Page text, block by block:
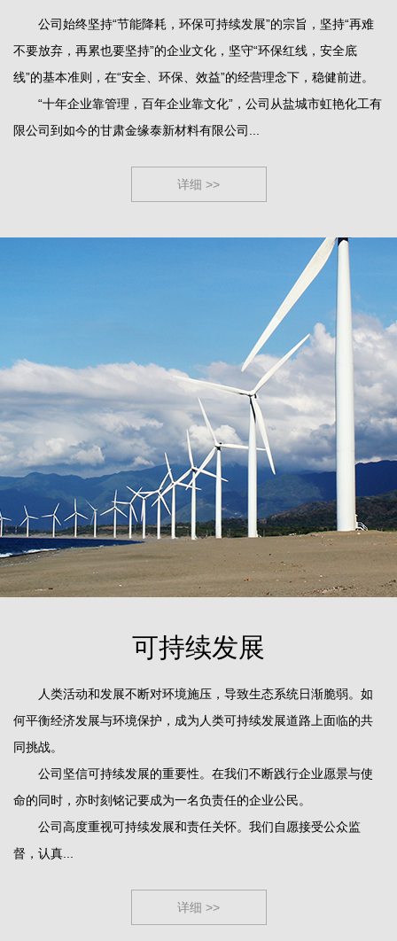
公司始终坚持“节能降耗，环保可持续发展”的宗旨，坚持“再难
不要放弃，再累也要坚持”的企业文化，坚守“环保红线，安全底
线”的基本准则，在“安全、环保、效益”的经营理念下，稳健前进。
“十年企业靠管理，百年企业靠文化”，公司从盐城市虹艳化工有
限公司到如今的甘肃金缘泰新材料有限公司...
详细 >>
可持续发展
人类活动和发展不断对环境施压，导致生态系统日渐脆弱。如
何平衡经济发展与环境保护，成为人类可持续发展道路上面临的共
同挑战。
公司坚信可持续发展的重要性。在我们不断践行企业愿景与使
命的同时，亦时刻铭记要成为一名负责任的企业公民。
公司高度重视可持续发展和责任关怀。我们自愿接受公众监
督，认真...
详细 >>